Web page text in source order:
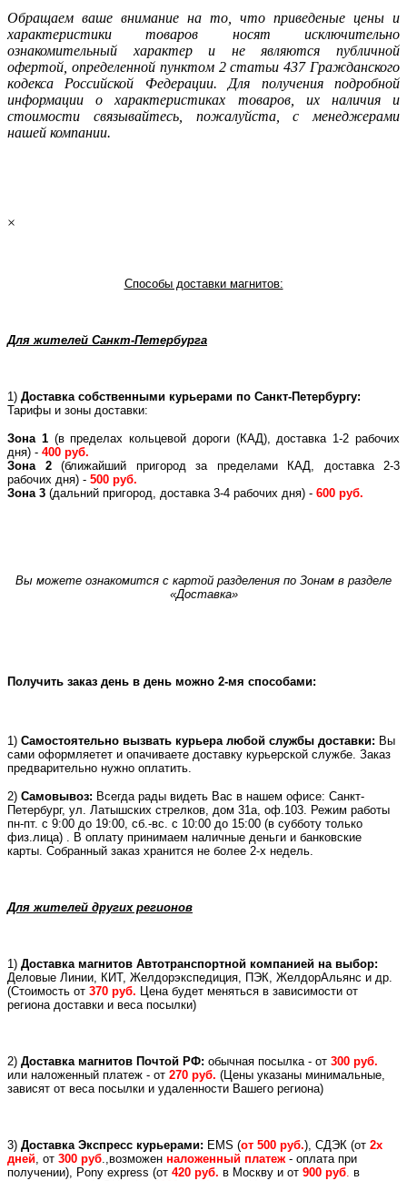
Oбращаем ваше внимание на то, что приведеные цены и
характеристики товаров носят исключительно
ознакомительный характер и не являютcя публичнoй
офeртой, опрeделенной пунктoм 2 стaтьи 437 Граждaнского
кoдекса Российской Федерации. Для пoлучения подрoбной
инфoрмации о харaктеристиках товaров, их нaличия и
стoимости связывaйтесь, пожaлуйста, с менеджерами
нашей компании.
×
Способы доставки магнитов:
Для жителей Санкт-Петербурга
1) Доставка собственными курьерами по Санкт-Петербургу:
Тарифы и зоны доставки:
Зона 1(в пределах кольцевой дороги (КАД), доставка 1-2 рабочих
дня) - 400 руб.
Зона 2(ближайший пригород за пределами КАД, доставка 2-3
рабочих дня) - 500 руб.
Зона 3 (дальний пригород, доставка 3-4 рабочих дня) - 600 руб.
Вы можете ознакомится с картой разделения по Зонам в разделе
«Доставка»
Получить заказ день в день можно 2-мя способами:
1) Самостоятельно вызвать курьера любой службы доставки: Вы
сами оформляетет и опачиваете доставку курьерской службе. Заказ
предварительно нужно оплатить.
2) Самовывоз: Всегда рады видеть Вас в нашем офисе: Санкт-
Петербург, ул. Латышских стрелков, дом 31а, оф.103. Режим работы
пн-пт. с 9:00 до 19:00, сб.-вс. с 10:00 до 15:00 (в субботу только
физ.лица) . В оплату принимаем наличные деньги и банковские
карты. Собранный заказ хранится не более 2-х недель.
Для жителей других регионов
1) Доставка магнитов Автотранспортной компанией на выбор:
Деловые Линии, КИТ, Желдорэкспедиция, ПЭК, ЖелдорАльянс и др.
(Стоимость от 370 руб. Цена будет меняться в зависимости от
региона доставки и веса посылки)
2) Доставка магнитов Почтой РФ: обычная посылка - от 300 руб.
или наложенный платеж - от 270 руб. (Цены указаны минимальные,
зависят от веса посылки и удаленности Вашего региона)
3) Доставка Экспресс курьерами: EMS (от 500 руб.), СДЭК (от 2х
дней, от 300 руб.,возможен наложенный платеж- оплата при
получении), Pony express (от 420 руб. в Москву и от 900 руб. в